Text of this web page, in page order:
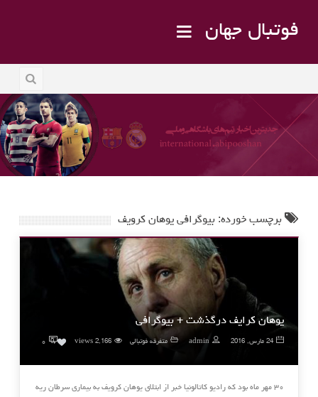
فوتبال جهان
برچسب خورده: بیوگرافی یوهان کرویف
یوهان کرایف درگذشت + بیوگرافی
24 مارس, 2016 admin متفرقه فوتبالی 2,166 views
0 ۰
۳۰ مهر ماه بود که رادیو کاتالونیا خبر از ابتلای یوهان کرویف به بیماری سرطان ریه